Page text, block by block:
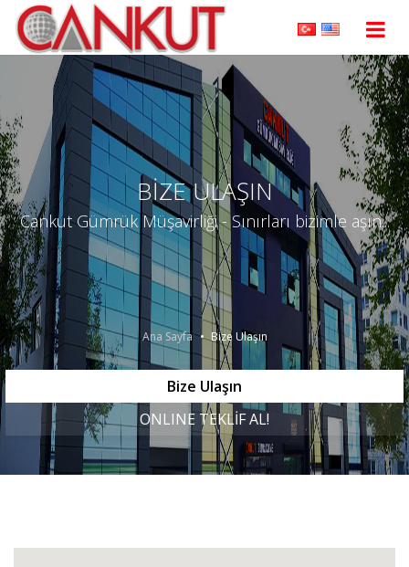
BİZE ULAŞIN
Cankut Gümrük Müşavirliği - Sınırları bizimle aşın...
Bize Ulaşın
ONLINE TEKLİF AL!
Ana Sayfa Bize Ulaşın